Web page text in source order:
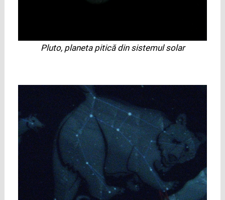
Pluto, planeta pitică din sistemul solar